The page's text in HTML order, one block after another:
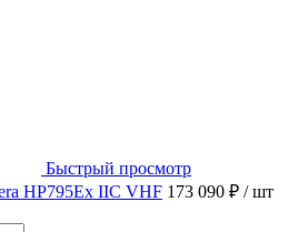
Быстрый просмотр
HP795Ex IIC VHF 173 090 ₽ / шт